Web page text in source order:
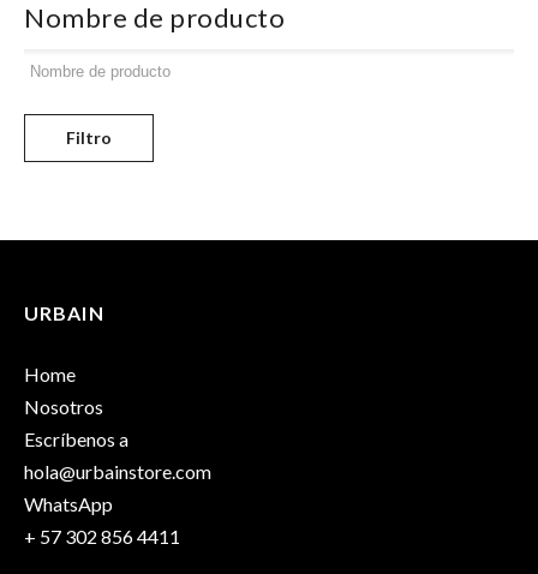
Nombre de producto
Filtro
URBAIN
Home
Nosotros
Escríbenos a
hola@urbainstore.com
WhatsApp
+ 57 302 856 4411